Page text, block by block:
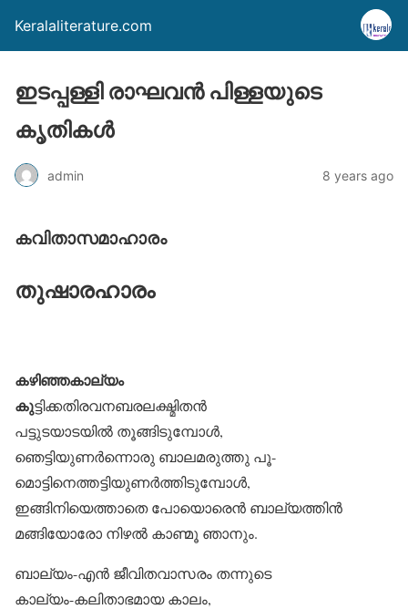
Keralaliterature.com
ഇടപ്പള്ളി രാഘവന്‍ പിള്ളയുടെ
കൃതികള്‍
admin 8 years ago
കവിതാസമാഹാരം
തുഷാരഹാരം
കഴിഞ്ഞകാല്യം
കുട്ടിക്കതിരവനബരലക്ഷ്മിതൻ
പട്ടുടയാടയിൽ തൂങ്ങിടുമ്പോൾ,
ഞെട്ടിയുണർന്നൊരു ബാലമരുത്തു പൂ-
മൊട്ടിനെത്തട്ടിയുണർത്തിടുമ്പോൾ,
ഇങ്ങിനിയെത്താതെ പോയൊരെൻ ബാല്യത്തിൻ
മങ്ങിയോരോ നിഴൽ കാണ്മൂ ഞാനും.
ബാല്യം-എൻ ജീവിതവാസരം തന്നുടെ
കാല്യം-കലിതാഭമായ കാലം,